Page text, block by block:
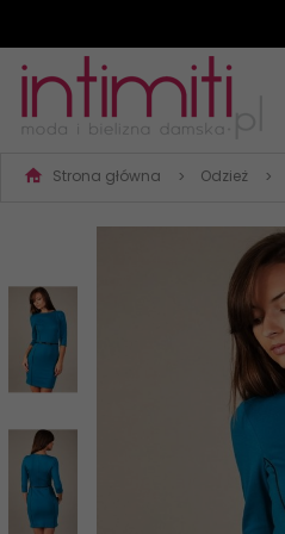
Strona główna Odzież